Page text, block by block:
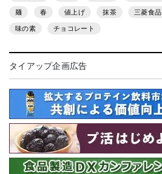
麺 春 値上げ 抹茶 三菱食品
味の素 チョコレート
タイアップ企画広告